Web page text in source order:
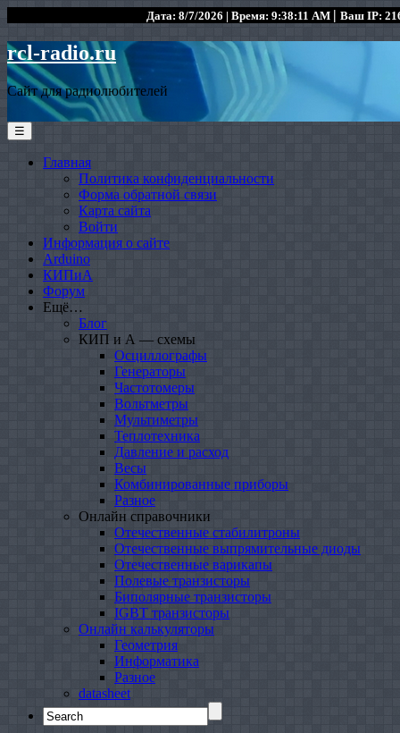
Дата: 8/7/2026 | Время: 9:38:11 AM | Ваш IP:
rcl-radio.ru
Сайт для радиолюбителей
☰
Главная
Политика конфиденциальности
Форма обратной связи
Карта сайта
Войти
Информация о сайте
Arduino
КИПиА
Форум
Ещё…
Блог
КИП и А — схемы
Осциллографы
Генераторы
Частотомеры
Вольтметры
Мультиметры
Теплотехника
Давление и расход
Весы
Комбинированные приборы
Разное
Онлайн справочники
Отечественные стабилитроны
Отечественные выпрямительные диоды
Отечественные варикапы
Полевые транзисторы
Биполярные транзисторы
IGBT транзисторы
Онлайн калькуляторы
Геометрия
Информатика
Разное
datasheet
Search
for: